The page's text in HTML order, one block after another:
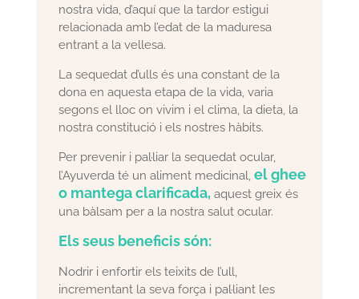
nostra vida, d’aquí que la tardor estigui
relacionada amb l’edat de la maduresa
entrant a la vellesa.
La sequedat d’ulls és una constant de la
dona en aquesta etapa de la vida, varia
segons el lloc on vivim i el clima, la dieta, la
nostra constitució i els nostres hàbits.
Per prevenir i pal·liar la sequedat ocular,
l’Ayuverda té un aliment medicinal,el ghee
o mantega clarificada, aquest greix és
una bàlsam per a la nostra salut ocular.
Els seus beneficis són:
Nodrir i enfortir els teixits de l’ull,
incrementant la seva força i pal·liant les